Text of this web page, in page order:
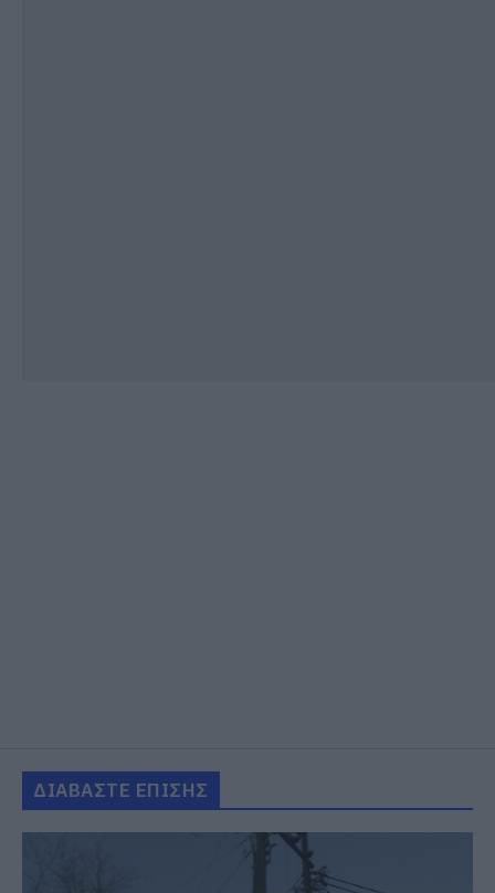
ΔΙΑΒΑΣΤΕ ΕΠΙΣΗΣ